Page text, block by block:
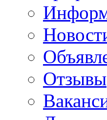
Отзывы